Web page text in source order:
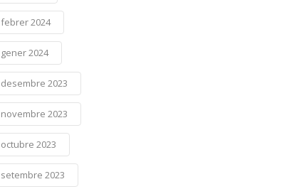
febrer 2024
gener 2024
desembre 2023
novembre 2023
octubre 2023
setembre 2023